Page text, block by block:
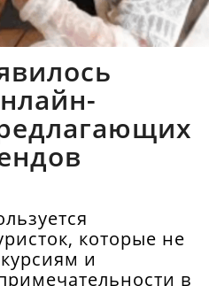
которые не
и
в